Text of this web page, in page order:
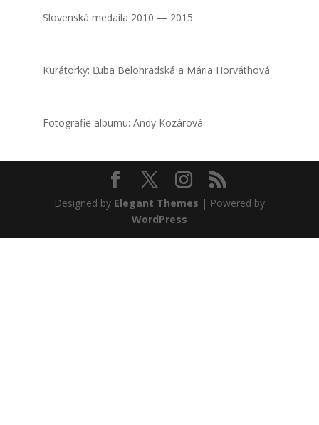
Slo­ven­ská medai­la 2010 — 2015
Kurá­tor­ky: Ľuba Belo­hrad­ská a Mária Hor­vát­ho­vá
Foto­gra­fie albu­mu: Andy Kozá­ro­vá
Designed by Elegant Themes | Powered by
WordPress